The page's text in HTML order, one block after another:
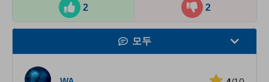
2 2
모두